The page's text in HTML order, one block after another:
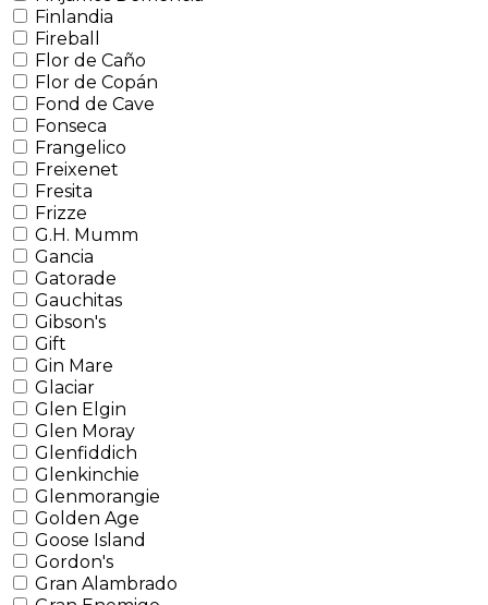
Finlandia
Fireball
Flor de Caño
Flor de Copán
Fond de Cave
Fonseca
Frangelico
Freixenet
Fresita
Frizze
G.H. Mumm
Gancia
Gatorade
Gauchitas
Gibson's
Gift
Gin Mare
Glaciar
Glen Elgin
Glen Moray
Glenfiddich
Glenkinchie
Glenmorangie
Golden Age
Goose Island
Gordon's
Gran Alambrado